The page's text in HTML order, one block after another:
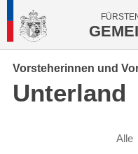
Vorsteherinnen und
Unterland
Alle